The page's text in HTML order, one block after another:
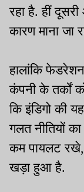
रहा है. हीं
कारण माना जा
हालांकि
कंपनी के तर्कों
कि इंडिगो की
गलत नीतियों
कम पायलट
खड़ा हुआ है.